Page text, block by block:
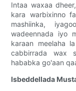
Intaa waxaa
kara warbixinno
mashiinka,
wadeennada iyo
karaan meelaha
cabbirrada wax
hababka go'aan
Isbeddellada